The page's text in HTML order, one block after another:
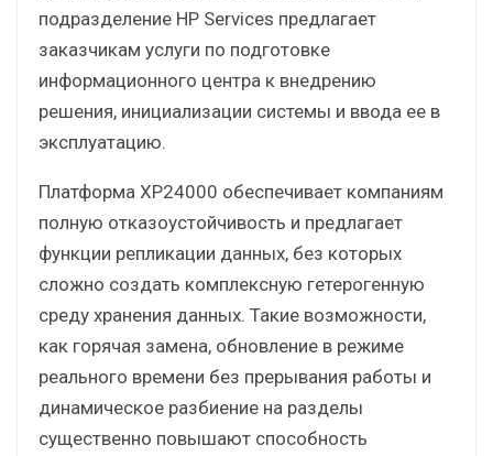
подразделение HP Services предлагает
заказчикам услуги по подготовке
информационного центра к внедрению
решения, инициализации системы и ввода ее в
эксплуатацию.
Платформа XP24000 обеспечивает компаниям
полную отказоустойчивость и предлагает
функции репликации данных, без которых
сложно создать комплексную гетерогенную
среду хранения данных. Такие возможности,
как горячая замена, обновление в режиме
реального времени без прерывания работы и
динамическое разбиение на разделы
существенно повышают способность